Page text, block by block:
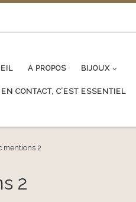
A PROPOS BIJOUX
CONTACT, C’EST ESSENTIEL
mentions 2
2